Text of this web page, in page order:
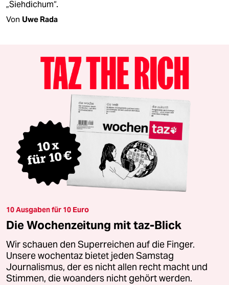
„Siehdichum“.
Von Uwe Rada
10 Ausgaben für 10 Euro
Die Wochenzeitung mit taz-Blick
Wir schauen den Superreichen auf die Finger.
Unsere wochentaz bietet jeden Samstag
Journalismus, der es nicht allen recht macht und
Stimmen, die woanders nicht gehört werden.